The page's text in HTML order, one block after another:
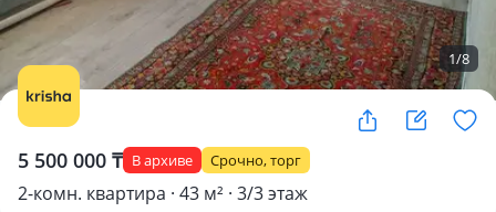
1/8
5 500 000 ₸ В архиве Срочно, торг
2-комн. квартира · 43 м² · 3/3 этаж